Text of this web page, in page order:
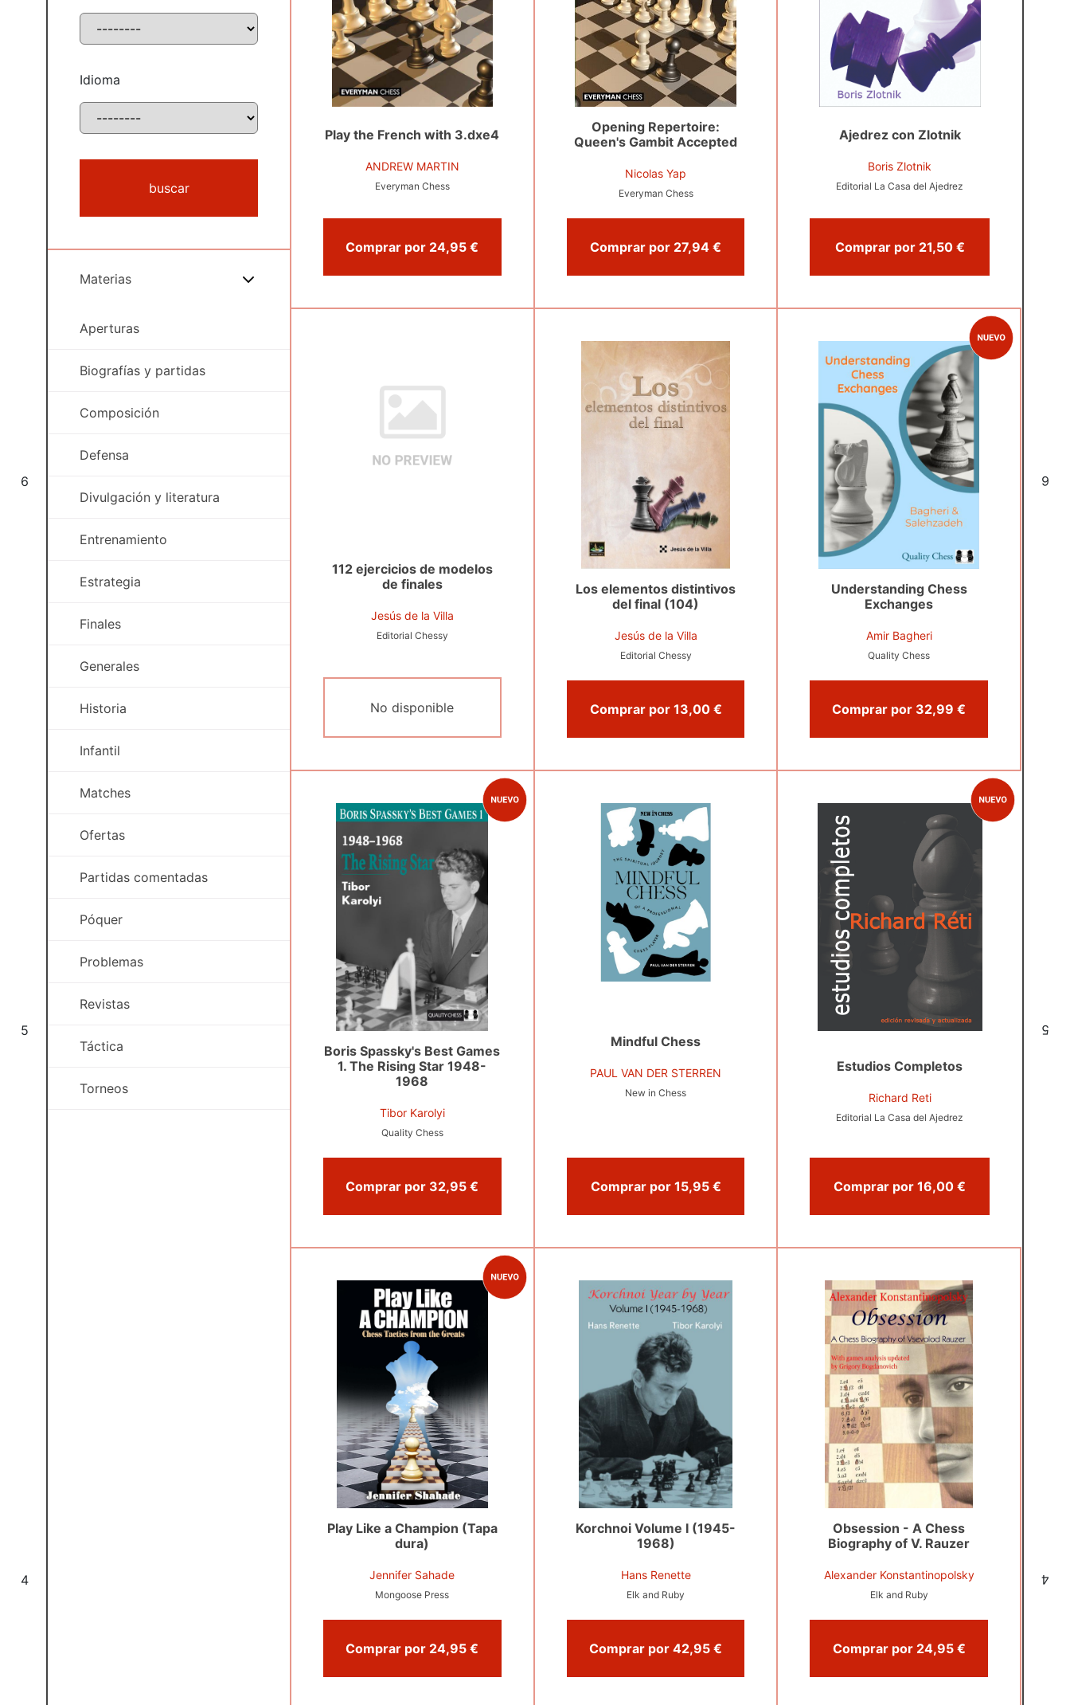
6
5
4
6
5
4
Idioma
buscar
Materias
Aperturas
Biografías y partidas
Composición
Defensa
Divulgación y literatura
Entrenamiento
Estrategia
Finales
Generales
Historia
Infantil
Matches
Ofertas
Partidas comentadas
Póquer
Problemas
Revistas
Táctica
Torneos
Play the French with 3.dxe4
ANDREW MARTIN
Everyman Chess
Comprar por 24,95 €
Opening Repertoire:
Queen's Gambit Accepted
Nicolas Yap
Everyman Chess
Comprar por 27,94 €
Ajedrez con Zlotnik
Boris Zlotnik
Editorial La Casa del Ajedrez
Comprar por 21,50 €
112 ejercicios de modelos
de finales
Jesús de la Villa
Editorial Chessy
No disponible
Los elementos distintivos
del final (104)
Jesús de la Villa
Editorial Chessy
Comprar por 13,00 €
Understanding Chess
Exchanges
Amir Bagheri
Quality Chess
Comprar por 32,99 €
Boris Spassky's Best Games
1. The Rising Star 1948-
1968
Tibor Karolyi
Quality Chess
Comprar por 32,95 €
Mindful Chess
PAUL VAN DER STERREN
New in Chess
Comprar por 15,95 €
Estudios Completos
Richard Reti
Editorial La Casa del Ajedrez
Comprar por 16,00 €
Play Like a Champion (Tapa
dura)
Jennifer Sahade
Mongoose Press
Comprar por 24,95 €
Korchnoi Volume I (1945-
1968)
Hans Renette
Elk and Ruby
Comprar por 42,95 €
Obsession - A Chess
Biography of V. Rauzer
Alexander Konstantinopolsky
Elk and Ruby
Comprar por 24,95 €